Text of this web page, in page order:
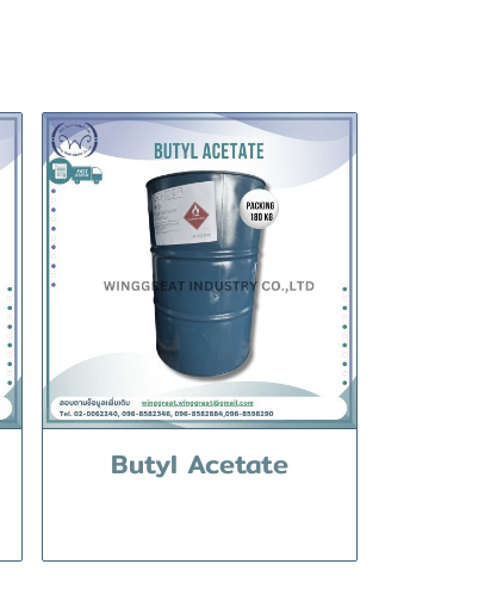
Butyl Acetate